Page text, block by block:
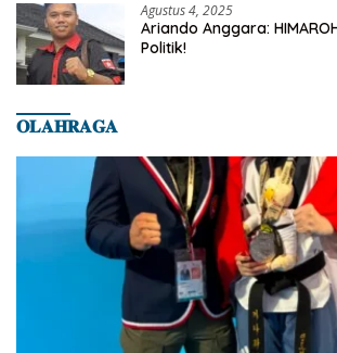
Agustus 4, 2025
Ariando Anggara:
Politik!
𝐎𝐋𝐀𝐇𝐑𝐀𝐆𝐀